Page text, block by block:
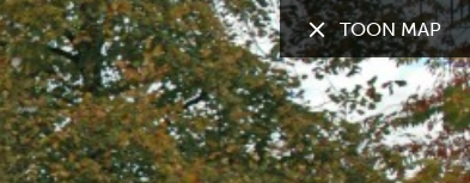
TOON: Alle gemeenten
TOON MAP